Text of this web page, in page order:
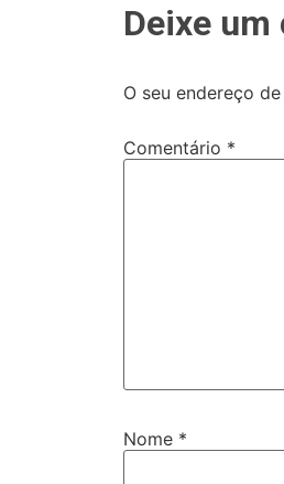
Deixe
O seu endereço
Comentário *
Nome *